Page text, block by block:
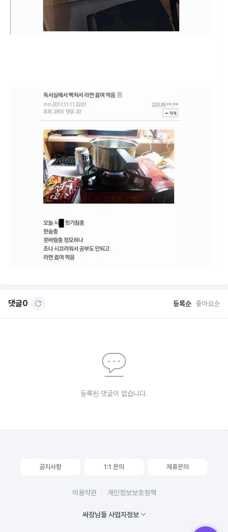
댓글0 등록순 좋아요순
등록된 댓글이 없습니다.
공지사항 1:1 문의 제휴문의
이용약관 개인정보보호정책
싸장님들 사업자정보